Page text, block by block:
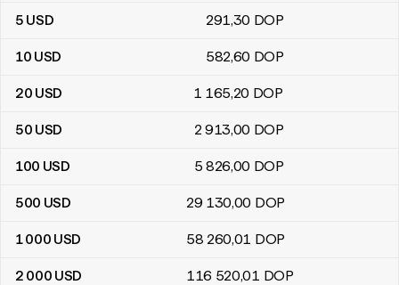
5 USD 291,30 DOP
10 USD 582,60 DOP
20 USD 1 165,20 DOP
50 USD 2 913,00 DOP
100 USD 5 826,00 DOP
500 USD 29 130,00 DOP
1 000 USD 58 260,01 DOP
2 000 USD 116 520,01 DOP